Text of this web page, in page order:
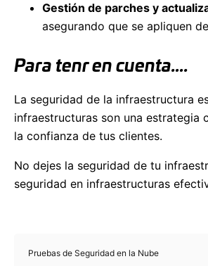
Gestión de parches y
asegurando que se apliquen
Para tenr en cuenta….
La seguridad de la infraestructura
infraestructuras son una
la confianza de tus clientes.
No dejes la seguridad de tu
seguridad en infraestructuras
Pruebas de Seguridad en la Nube